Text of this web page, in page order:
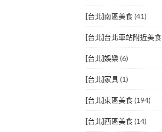
[台北]南區美食(41)
[台北]台北車站附近美食
[台北]娛樂(6)
[台北]家具(1)
[台北]東區美食(194)
[台北]西區美食(14)